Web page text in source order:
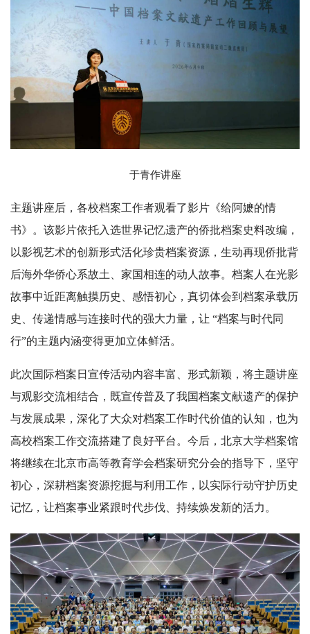
于青作讲座
主题讲座后，各校档案工作者观看了影片《给阿嬷的情
书》。该影片依托入选世界记忆遗产的侨批档案史料改编，
以影视艺术的创新形式活化珍贵档案资源，生动再现侨批背
后海外华侨心系故土、家国相连的动人故事。档案人在光影
故事中近距离触摸历史、感悟初心，真切体会到档案承载历
史、传递情感与连接时代的强大力量，让 “档案与时代同
行”的主题内涵变得更加立体鲜活。
此次国际档案日宣传活动内容丰富、形式新颖，将主题讲座
与观影交流相结合，既宣传普及了我国档案文献遗产的保护
与发展成果，深化了大众对档案工作时代价值的认知，也为
高校档案工作交流搭建了良好平台。今后，北京大学档案馆
将继续在北京市高等教育学会档案研究分会的指导下，坚守
初心，深耕档案资源挖掘与利用工作，以实际行动守护历史
记忆，让档案事业紧跟时代步伐、持续焕发新的活力。